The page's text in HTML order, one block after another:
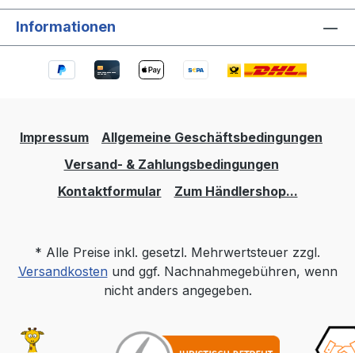
Informationen
Impressum
Allgemeine Geschäftsbedingungen
Versand- & Zahlungsbedingungen
Kontaktformular
Zum Händlershop...
* Alle Preise inkl. gesetzl. Mehrwertsteuer zzgl.
Versandkostenund ggf. Nachnahmegebühren, wenn
nicht anders angegeben.